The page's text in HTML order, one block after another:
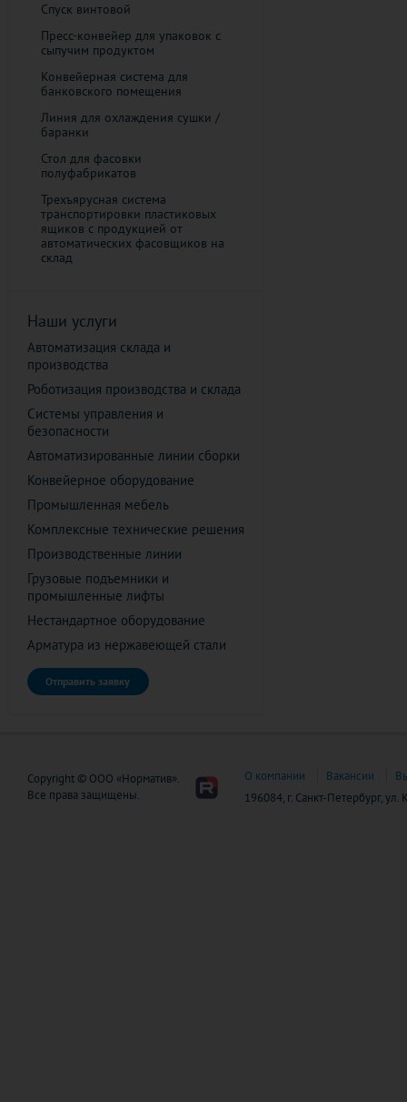
Спуск винтовой
Пресс-конвейер для упаковок с
сыпучим продуктом
Конвейерная система для
банковского помещения
​Линия для охлаждения сушки /
баранки
Стол для фасовки
полуфабрикатов
Трехъярусная система
транспортировки пластиковых
ящиков с продукцией от
автоматических фасовщиков на
склад
Наши услуги
Автоматизация склада и
производства
Роботизация производства и склада
Системы управления и
безопасности
Автоматизированные линии сборки
Конвейерное оборудование
Промышленная мебель
Комплексные технические решения
Производственные линии
Грузовые подъемники и
промышленные лифты
Нестандартное оборудование
Арматура из нержавеющей стали
Отправить заявку
Copyright © ООО «Норматив».
Все права защищены.
О компании Вакансии
196084, г. Санкт-Петербург,